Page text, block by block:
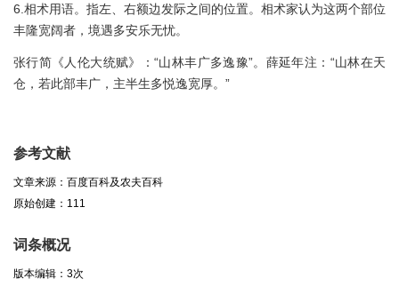
6.相术用语。指左、右额边发际之间的位置。相术家认为这两个部位
丰隆宽阔者，境遇多安乐无忧。
张行简《人伦大统赋》：“山林丰广多逸豫”。薛延年注：“山林在天
仓，若此部丰广，主半生多悦逸宽厚。”
参考文献
文章来源：百度百科及农夫百科
原始创建：111
词条概况
版本编辑：3次